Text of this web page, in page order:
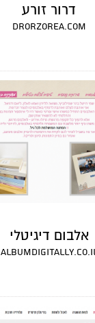
דרור זורע
drorzorea.com
אלבום דיגיטלי